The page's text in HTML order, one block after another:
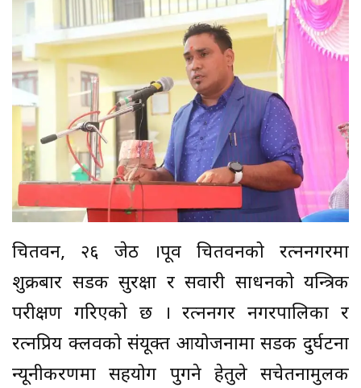
चितवन, २६ जेठ ।पूर्वी चितवनको रत्ननगरमा
शुक्रबार सडक सुरक्षा र सवारी साधनको यन्त्रिक
परीक्षण गरिएको छ । रत्ननगर नगरपालिका र
रत्नप्रिय क्लवको संयूक्त आयोजनामा सडक दुर्घटना
न्यूनीकरणमा सहयोग पुगने हेतुले सचेतनामुलक